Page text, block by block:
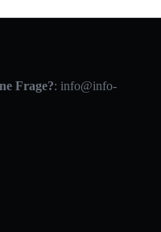
Frage?: info@info-